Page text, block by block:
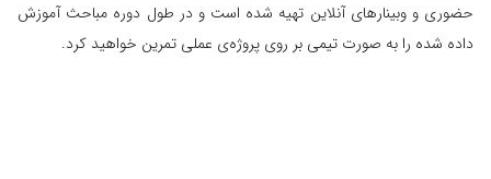
حضوری و وبینارهای آنلاین تهیه شده است و در طول دوره مباحث آموزش
داده شده را به صورت تیمی بر روی پروژه‌ی عملی تمرین خواهید کرد.